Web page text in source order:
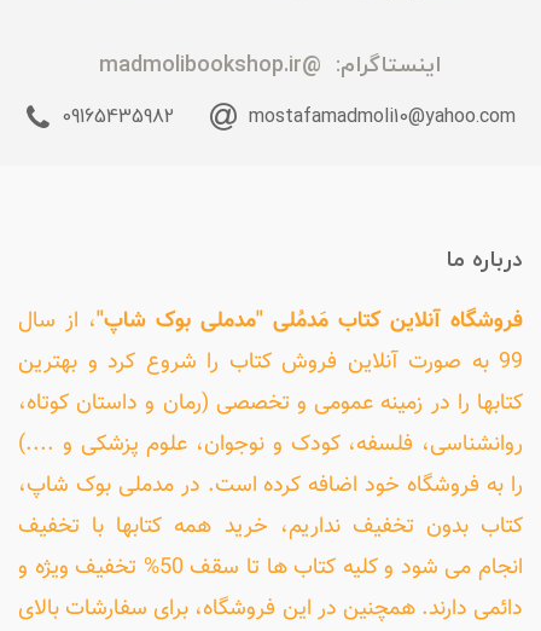
اینستاگرام: @madmolibookshop.ir
mostafamadmoli10@yahoo.com
09165435982
درباره ما
فروشگاه آنلاین کتاب مَدمُلی "مدملی بوک شاپ"، از سال
99 به صورت آنلاین فروش کتاب را شروع کرد و بهترین
کتابها را در زمینه عمومی و تخصصی (رمان و داستان کوتاه،
روانشناسی، فلسفه، کودک و نوجوان، علوم پزشکی و ....)
را به فروشگاه خود اضافه کرده است. در مدملی بوک شاپ،
کتاب بدون تخفیف نداریم، خرید همه کتابها با تخفیف
انجام می شود و کلیه کتاب ها تا سقف 50% تخفیف ویژه و
دائمی دارند. همچنین در این فروشگاه، برای سفارشات بالای